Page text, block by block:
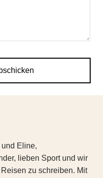
Eline,
lieben Sport und wir
Reisen zu schreiben. Mit